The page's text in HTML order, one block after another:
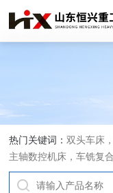
热门关键词：双头车床
主轴数控机床，车铣复